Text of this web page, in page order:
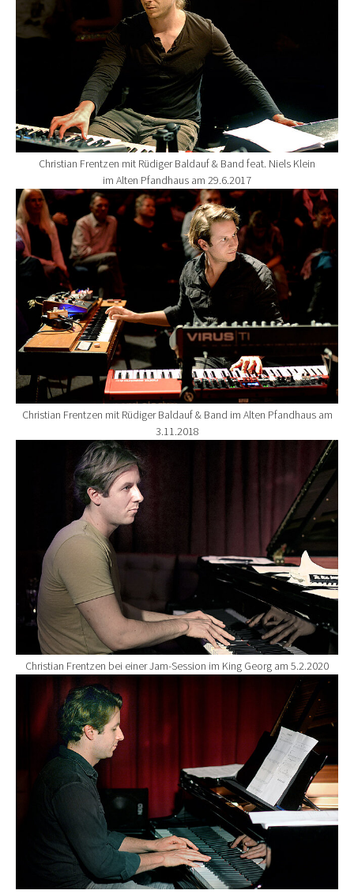
Christian Frentzen mit Rüdiger Baldauf & Band feat. Niels Klein
im Alten Pfandhaus am 29.6.2017
Show larger version for:
Christian Frentzen mit Rüdiger Baldauf & Band im Alten Pfandhaus am
3.11.2018
Show larger version for:
Christian Frentzen bei einer Jam-Session im King Georg am 5.2.2020
Show larger version for: